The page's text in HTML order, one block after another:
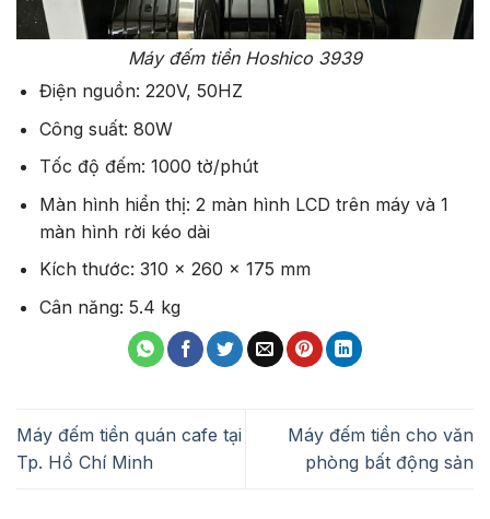
Máy đếm tiền Hoshico 3939
Điện nguồn: 220V, 50HZ
Công suất: 80W
Tốc độ đếm: 1000 tờ/phút
Màn hình hiển thị: 2 màn hình LCD trên máy và 1
màn hình rời kéo dài
Kích thước: 310 x 260 x 175 mm
Cân năng: 5.4 kg
Máy đếm tiền quán cafe tại
Tp. Hồ Chí Minh
Máy đếm tiền cho văn
phòng bất động sản